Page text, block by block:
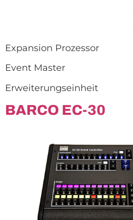
Expansion Prozessor
Event Master
Erweiterungseinheit
BARCO EC-30